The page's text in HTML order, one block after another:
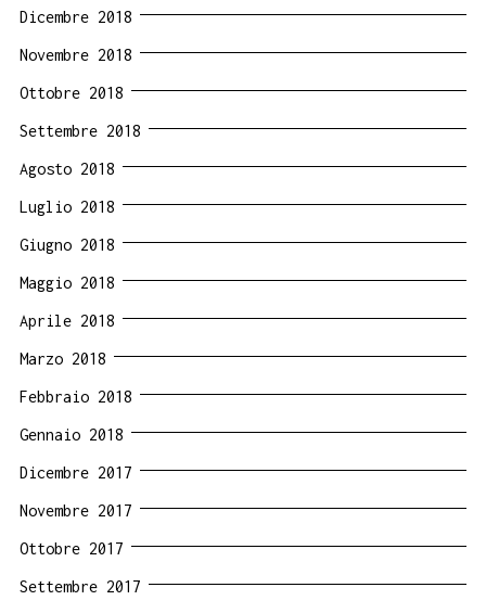
Dicembre 2018
Novembre 2018
Ottobre 2018
Settembre 2018
Agosto 2018
Luglio 2018
Giugno 2018
Maggio 2018
Aprile 2018
Marzo 2018
Febbraio 2018
Gennaio 2018
Dicembre 2017
Novembre 2017
Ottobre 2017
Settembre 2017